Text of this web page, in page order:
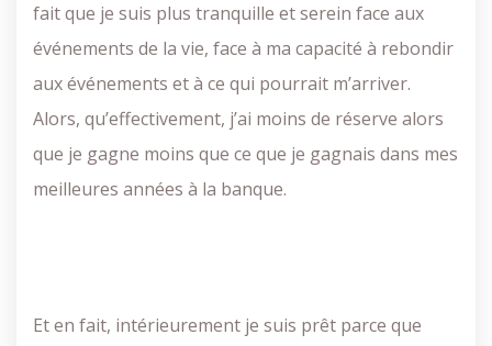
fait que je suis plus tranquille et serein face aux
événements de la vie, face à ma capacité à rebondir
aux événements et à ce qui pourrait m’arriver.
Alors, qu’effectivement, j’ai moins de réserve alors
que je gagne moins que ce que je gagnais dans mes
meilleures années à la banque.
Et en fait, intérieurement je suis prêt parce que